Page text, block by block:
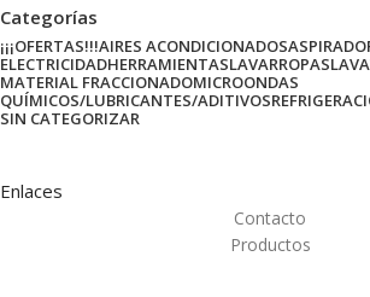
Categorías
¡¡¡OFERTAS!!!AIRES ACONDICIONADOS
ELECTRICIDADHERRAMIENTASLAVARROPAS
MATERIAL FRACCIONADOMICROONDAS
QUÍMICOS/LUBRICANTES/ADITIVOS
SIN CATEGORIZAR
Enlaces
Contacto
Productos